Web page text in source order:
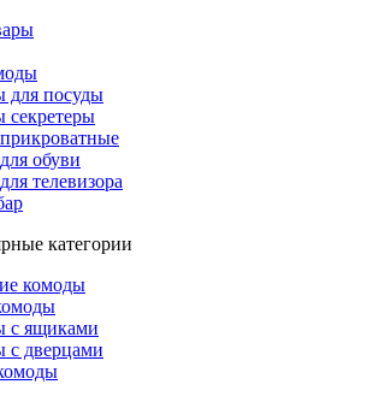
для посуды
секретеры
обуви
телевизора
категории
комоды
с ящиками
с дверцами